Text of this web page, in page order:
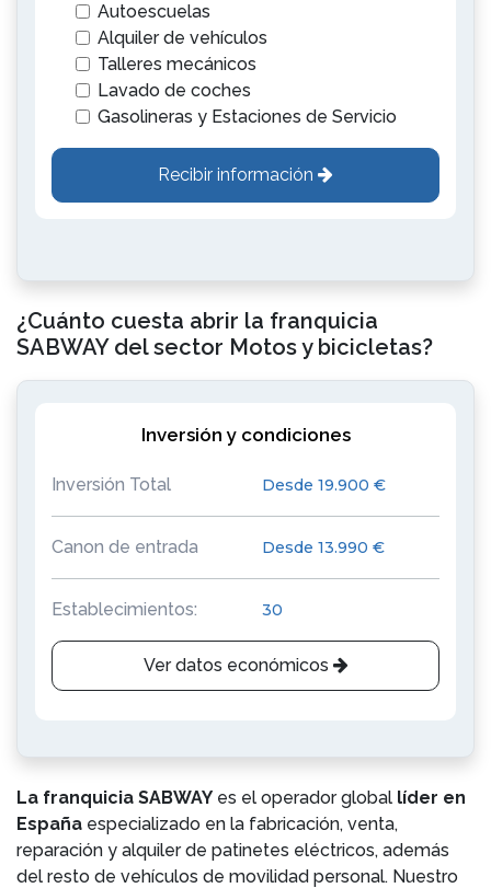
Autoescuelas
Alquiler de vehículos
Talleres mecánicos
Lavado de coches
Gasolineras y Estaciones de Servicio
Recibir información
¿Cuánto cuesta abrir la franquicia
SABWAY del sector Motos y bicicletas?
Inversión y condiciones
Inversión Total Desde 19.900 €
Canon de entrada Desde 13.990 €
Establecimientos: 30
Ver datos económicos
La franquicia SABWAY es el operador global líder en
España especializado en la fabricación, venta,
reparación y alquiler de patinetes eléctricos, además
del resto de vehículos de movilidad personal. Nuestro